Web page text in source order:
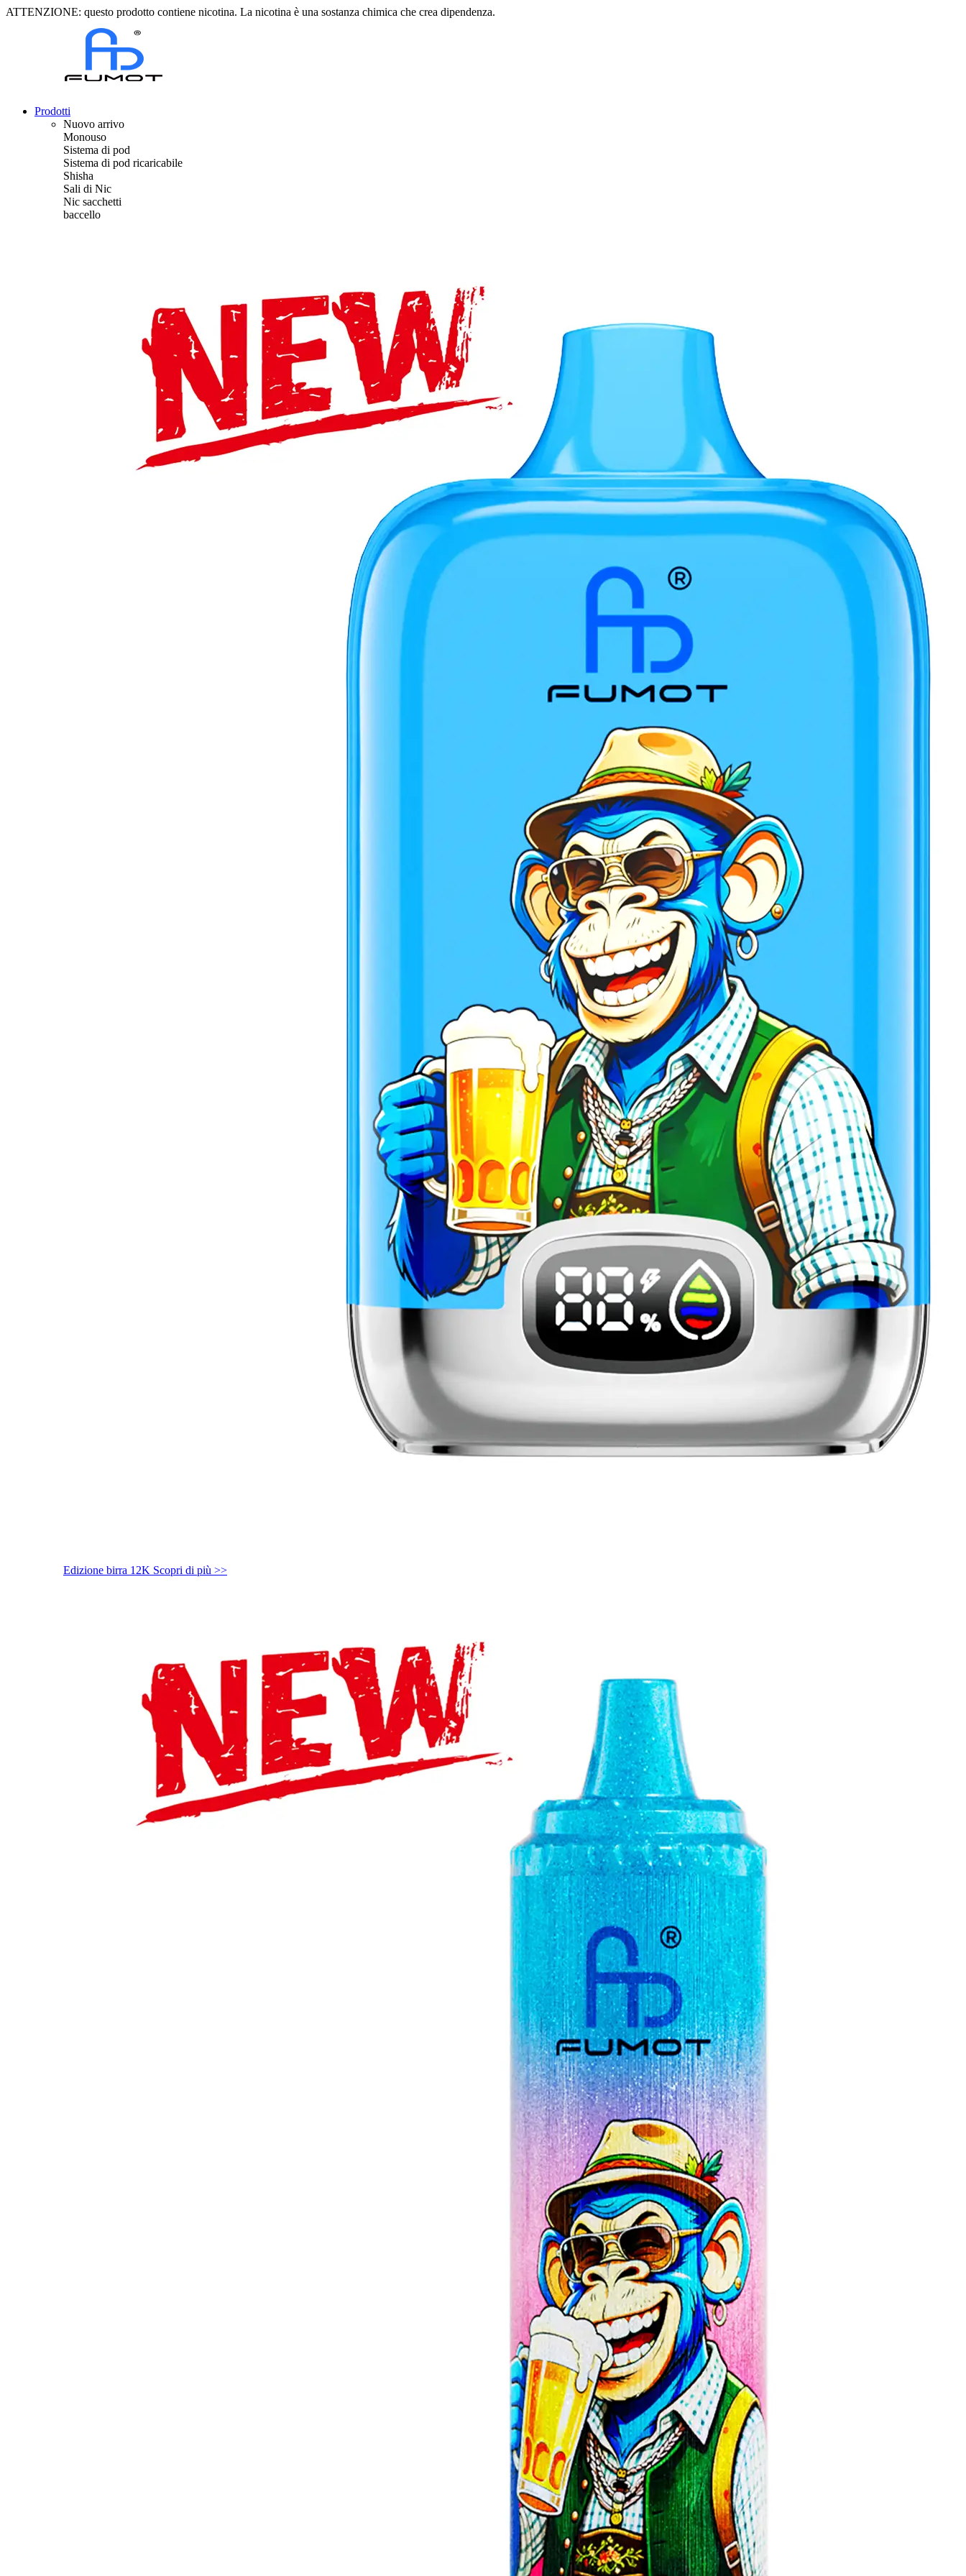
ATTENZIONE: questo prodotto contiene nicotina. La nicotina è una sostanza chimica che crea dipendenza.
Prodotti
Nuovo arrivo
Monouso
Sistema di pod
Sistema di pod ricaricabile
Shisha
Sali di Nic
Nic sacchetti
baccello
Edizione birra 12K Scopri di più >>